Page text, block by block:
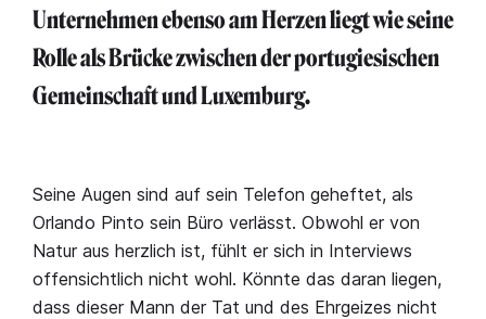
Unternehmen ebenso am Herzen liegt wie seine
Rolle als Brücke zwischen der portugiesischen
Gemeinschaft und Luxemburg.
Seine Augen sind auf sein Telefon geheftet, als
Orlando Pinto sein Büro verlässt. Obwohl er von
Natur aus herzlich ist, fühlt er sich in Interviews
offensichtlich nicht wohl. Könnte das daran liegen,
dass dieser Mann der Tat und des Ehrgeizes nicht